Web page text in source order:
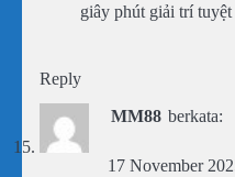
giây phút giải trí
Reply
MM88 berkata:
17 November